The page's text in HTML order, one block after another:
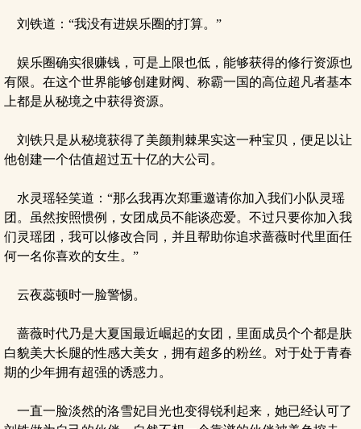
刘铁道：“我没有进娱乐圈的打算。”
娱乐圈确实很赚钱，可是上限也低，能够获得的修行资源也
有限。在这个世界能够创建财阀、称霸一国的高位超凡者基本
上都是从秘境之中获得资源。
刘铁只是从秘境获得了美颜荆棘果实这一种宝贝，便足以让
他创建一个估值超过五十亿的大公司。
水灵瑶轻笑道：“那么我再次郑重邀请你加入我们小队灵瑶
团。虽然按照惯例，女团成员不能谈恋爱。不过只要你加入我
们灵瑶团，我可以修改合同，并且帮助你追求蔷薇时代里面任
何一名你喜欢的女生。”
云夜蕊顿时一脸警惕。
蔷薇时代乃是大夏国最近崛起的女团，里面成员个个都是肤
白貌美大长腿的性感大美女，拥有超多的粉丝。对于处于青春
期的少年拥有超强的诱惑力。
一直一脸淡然的洛雪妃目光也变得锐利起来，她已经认可了